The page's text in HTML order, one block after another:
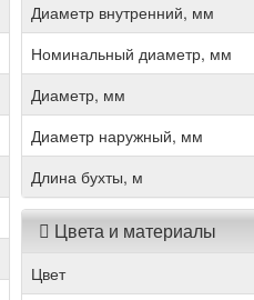
Диаметр внутренний, мм
Номинальный диаметр, мм
Диаметр, мм
Диаметр наружный, мм
Длина бухты, м
Цвета и материалы
Цвет